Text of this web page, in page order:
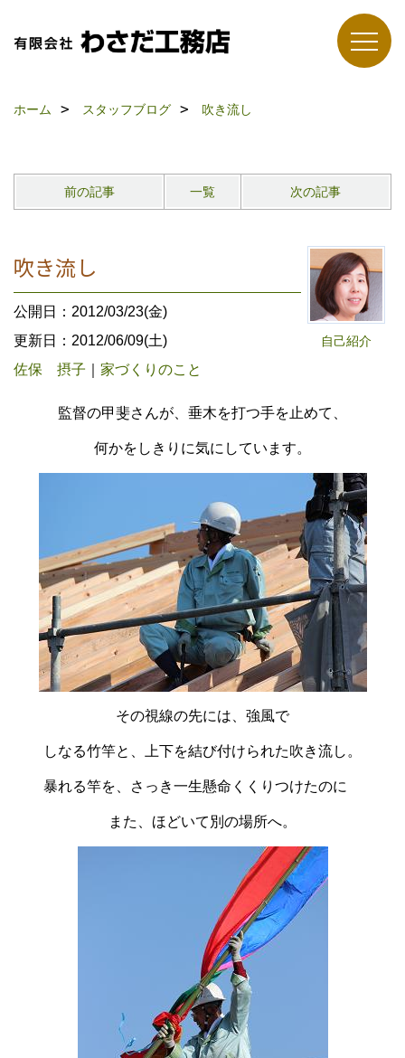
ホーム スタッフブログ 吹き流し
前の記事 一覧 次の記事
自己紹介
吹き流し
公開日：2012/03/23(金)
更新日：2012/06/09(土)
佐保 摂子
家づくりのこと
監督の甲斐さんが、垂木を打つ手を止めて、
何かをしきりに気にしています。
その視線の先には、強風で
しなる竹竿と、上下を結び付けられた吹き流し。
暴れる竿を、さっき一生懸命くくりつけたのに
また、ほどいて別の場所へ。